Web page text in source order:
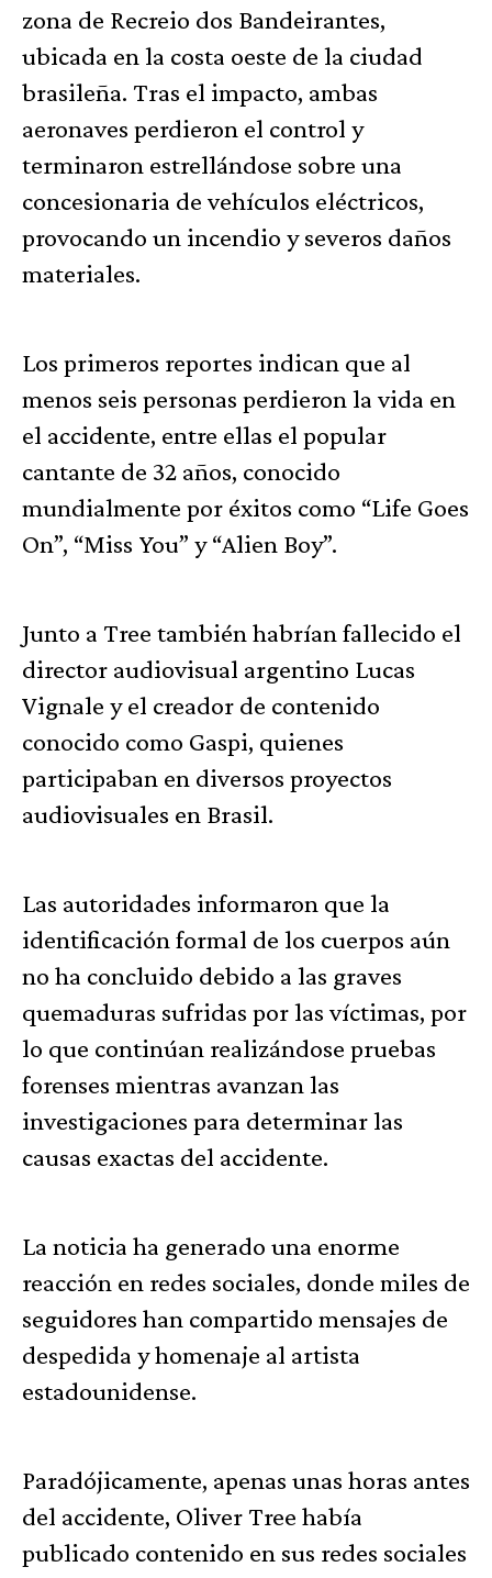
zona de Recreio dos Bandeirantes,
ubicada en la costa oeste de la ciudad
brasileña. Tras el impacto, ambas
aeronaves perdieron el control y
terminaron estrellándose sobre una
concesionaria de vehículos eléctricos,
provocando un incendio y severos daños
materiales.
Los primeros reportes indican que al
menos seis personas perdieron la vida en
el accidente, entre ellas el popular
cantante de 32 años, conocido
mundialmente por éxitos como “Life Goes
On”, “Miss You” y “Alien Boy”.
Junto a Tree también habrían fallecido el
director audiovisual argentino Lucas
Vignale y el creador de contenido
conocido como Gaspi, quienes
participaban en diversos proyectos
audiovisuales en Brasil.
Las autoridades informaron que la
identificación formal de los cuerpos aún
no ha concluido debido a las graves
quemaduras sufridas por las víctimas, por
lo que continúan realizándose pruebas
forenses mientras avanzan las
investigaciones para determinar las
causas exactas del accidente.
La noticia ha generado una enorme
reacción en redes sociales, donde miles de
seguidores han compartido mensajes de
despedida y homenaje al artista
estadounidense.
Paradójicamente, apenas unas horas antes
del accidente, Oliver Tree había
publicado contenido en sus redes sociales